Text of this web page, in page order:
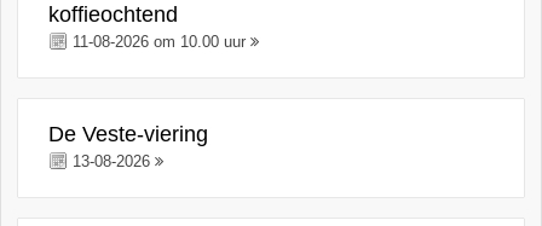
koffieochtend
11-08-2026 om 10.00 uur
De Veste-viering
13-08-2026